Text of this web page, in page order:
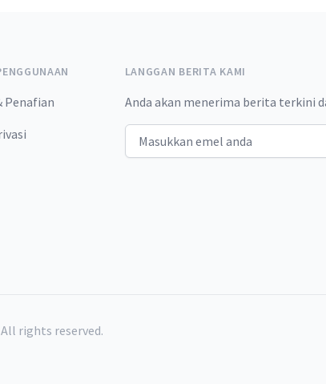
Penafian
LANGGAN BERITA KAMI
Anda akan menerima berita terkini
Email address
All rights reserved.